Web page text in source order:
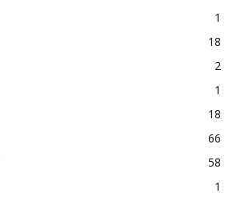
1
18
2
1
18
66
58
1